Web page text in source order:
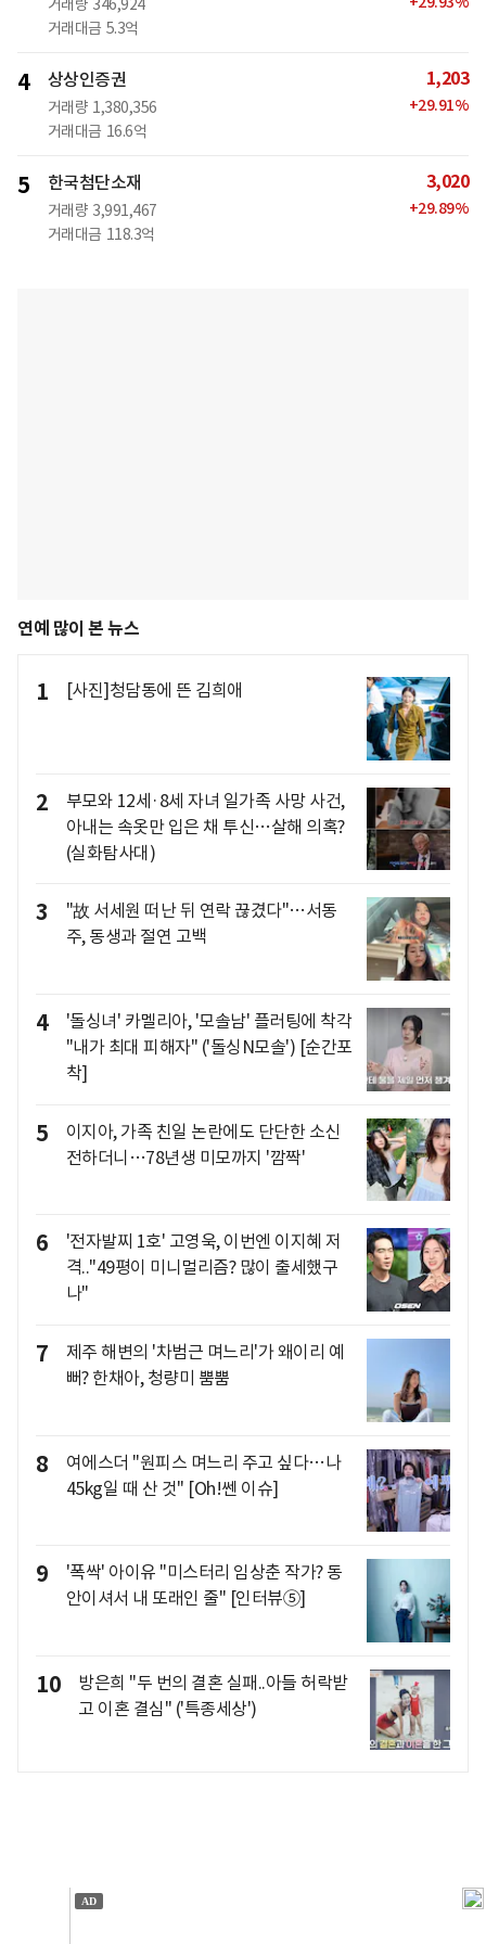
거래량 346,924
거래대금 5.3억
4 상상인증권
거래량 1,380,356
거래대금 16.6억
1,203
+29.91%
5 한국첨단소재
거래량 3,991,467
거래대금 118.3억
3,020
+29.89%
연예 많이 본 뉴스
1 [사진]청담동에 뜬 김희애
2
부모와 12세·8세 자녀 일가족 사망 사건,
아내는 속옷만 입은 채 투신…살해 의혹?
(실화탐사대)
3
"故 서세원 떠난 뒤 연락 끊겼다"…서동
주, 동생과 절연 고백
4
'돌싱녀' 카멜리아, '모솔남' 플러팅에 착각
"내가 최대 피해자" ('돌싱N모솔') [순간포
착]
5
이지아, 가족 친일 논란에도 단단한 소신
전하더니…78년생 미모까지 '깜짝'
6
'전자발찌 1호' 고영욱, 이번엔 이지혜 저
격.."49평이 미니멀리즘? 많이 출세했구
나"
7
제주 해변의 '차범근 며느리'가 왜이리 예
뻐? 한채아, 청량미 뿜뿜
8
여에스더 "원피스 며느리 주고 싶다…나
45kg일 때 산 것" [Oh!쎈 이슈]
9
'폭싹' 아이유 "미스터리 임상춘 작가? 동
안이셔서 내 또래인 줄" [인터뷰⑤]
10
방은희 "두 번의 결혼 실패..아들 허락받
고 이혼 결심" ('특종세상')